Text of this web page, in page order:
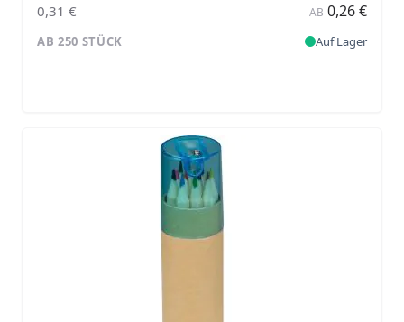
0,31 € AB 0,26 €
AB 250 STÜCK Auf Lager